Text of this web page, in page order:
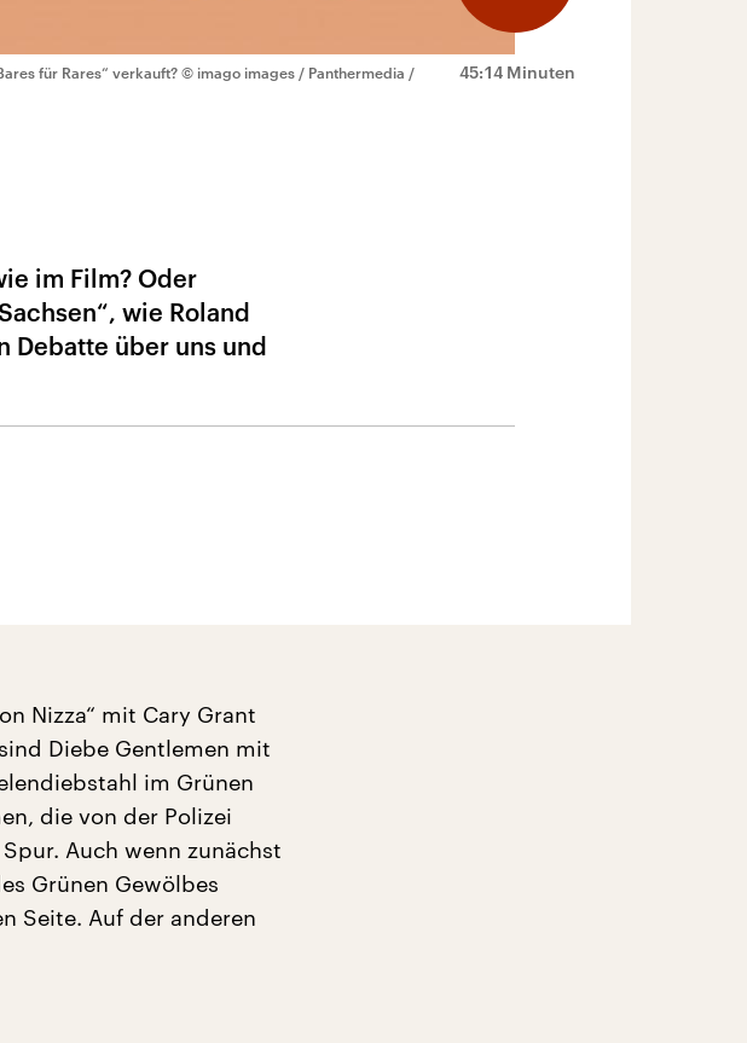
45:14 Minuten
für Rares“ verkauft? © imago images / Panthermedia /
im Film? Oder
wie Roland
Debatte über uns und
Nizza“ mit Cary Grant
Diebe Gentlemen mit
im Grünen
die von der Polizei
Auch wenn zunächst
Grünen Gewölbes
Seite. Auf der anderen